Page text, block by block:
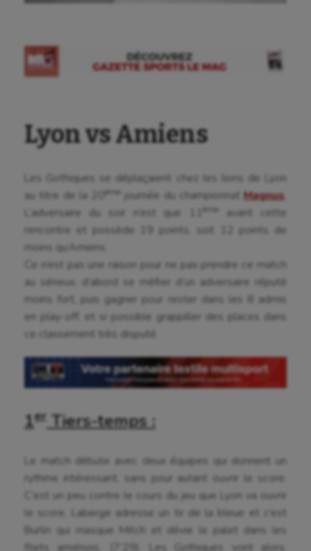
Lyon vs Amiens
Les Gothiques se déplaçaient chez les lions de Lyon
au titre de la 20
ème journée du championnat Magnus
L’adversaire du soir n’est que 11
ème
avant cette
rencontre et possède 19 points, soit 12 points de
moins qu’Amiens.
Ce n’est pas une raison pour ne pas prendre ce match
au sérieux, d’abord se méfier d’un adversaire réputé
moins fort, puis gagner pour rester dans les 8 admis
en play-off, et si possible grappiller des places dans
ce classement très disputé.
1erTiers-temps :
Le match débute avec deux équipes qui donnent un
rythme intéressant, sans pour autant ouvrir le score.
C’est un peu contre le cours du jeu que Lyon va ouvrir
le score, Laberge adresse un tir de la bleue et c’est
Burlin qui masque Mitch et dévie le palet dans les
filets amiénois, (7’29). Les Gothiques vont alors,